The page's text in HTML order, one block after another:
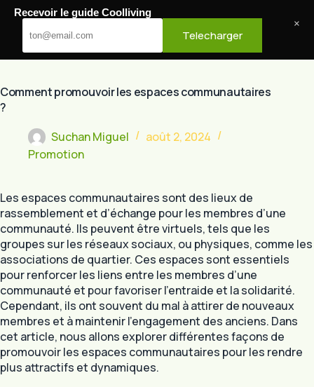
Passer
contenu
Cool Living
Comment promouvoir les espaces communautaires
?
Suchan Miguel
août 2, 2024
Promotion
Les espaces communautaires sont des lieux de
rassemblement et d’échange pour les membres d’une
communauté. Ils peuvent être virtuels, tels que les
groupes sur les réseaux sociaux, ou physiques, comme les
associations de quartier. Ces espaces sont essentiels
pour renforcer les liens entre les membres d’une
communauté et pour favoriser l’entraide et la solidarité.
Cependant, ils ont souvent du mal à attirer de nouveaux
membres et à maintenir l’engagement des anciens. Dans
cet article, nous allons explorer différentes façons de
promouvoir les espaces communautaires pour les rendre
plus attractifs et dynamiques.
Recevoir le guide Coolliving
Telecharger
×